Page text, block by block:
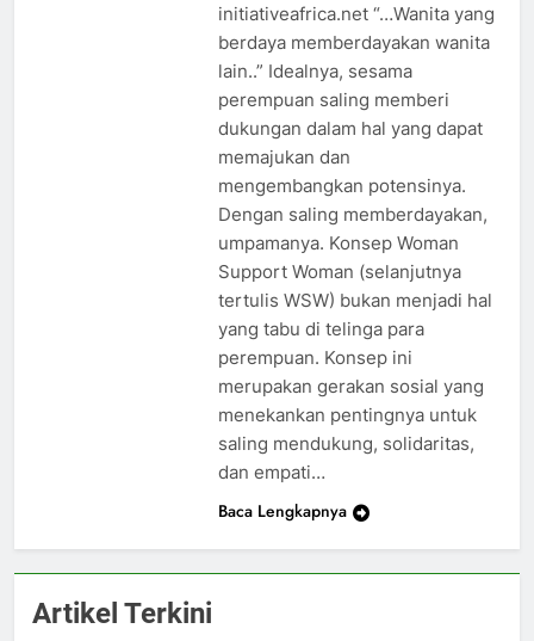
initiativeafrica.net “…Wanita yang
berdaya memberdayakan wanita
lain..” Idealnya, sesama
perempuan saling memberi
dukungan dalam hal yang dapat
memajukan dan
mengembangkan potensinya.
Dengan saling memberdayakan,
umpamanya. Konsep Woman
Support Woman (selanjutnya
tertulis WSW) bukan menjadi hal
yang tabu di telinga para
perempuan. Konsep ini
merupakan gerakan sosial yang
menekankan pentingnya untuk
saling mendukung, solidaritas,
dan empati…
Baca Lengkapnya
Artikel Terkini